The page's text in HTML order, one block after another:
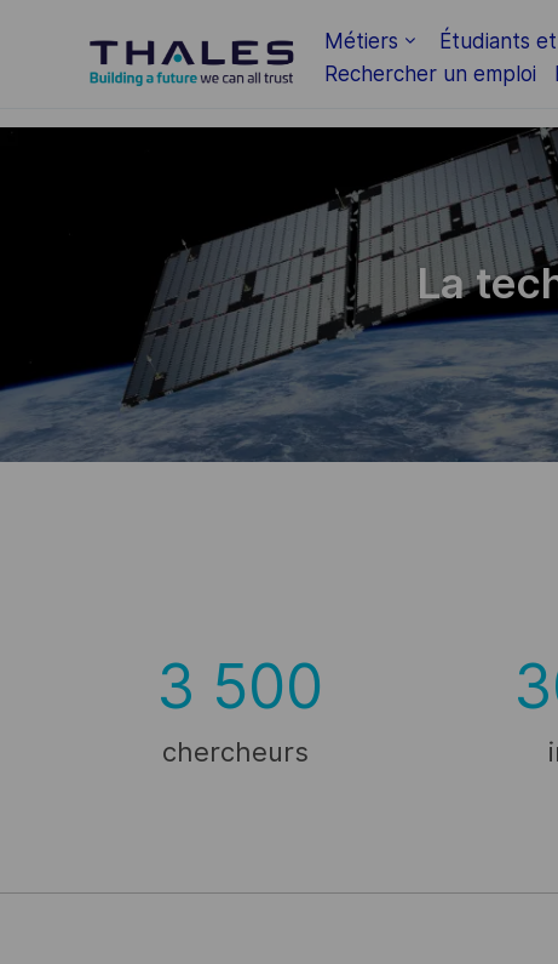
Skip to main content Métiers Étudiants
Rechercher un emploi
-
La
3 500
chercheurs